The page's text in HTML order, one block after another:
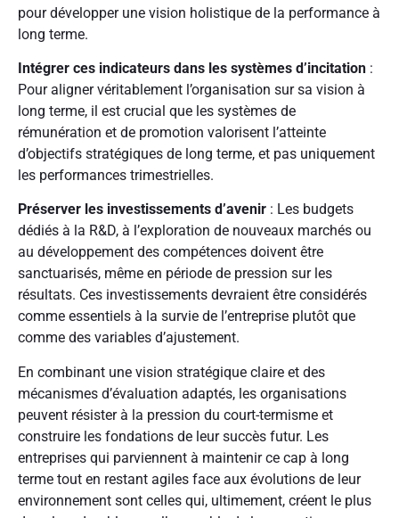
pour développer une vision holistique de la performance à
long terme.
Intégrer ces indicateurs dans les systèmes d’incitation :
Pour aligner véritablement l’organisation sur sa vision à
long terme, il est crucial que les systèmes de
rémunération et de promotion valorisent l’atteinte
d’objectifs stratégiques de long terme, et pas uniquement
les performances trimestrielles.
Préserver les investissements d’avenir : Les budgets
dédiés à la R&D, à l’exploration de nouveaux marchés ou
au développement des compétences doivent être
sanctuarisés, même en période de pression sur les
résultats. Ces investissements devraient être considérés
comme essentiels à la survie de l’entreprise plutôt que
comme des variables d’ajustement.
En combinant une vision stratégique claire et des
mécanismes d’évaluation adaptés, les organisations
peuvent résister à la pression du court-termisme et
construire les fondations de leur succès futur. Les
entreprises qui parviennent à maintenir ce cap à long
terme tout en restant agiles face aux évolutions de leur
environnement sont celles qui, ultimement, créent le plus